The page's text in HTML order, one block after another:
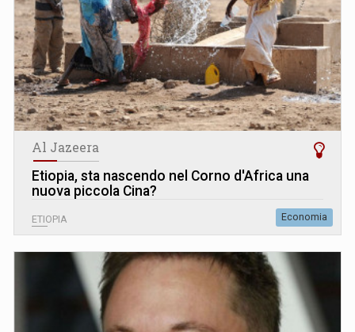
Al Jazeera
Etiopia, sta nascendo nel Corno d'Africa una
nuova piccola Cina?
ETIOPIA Economia